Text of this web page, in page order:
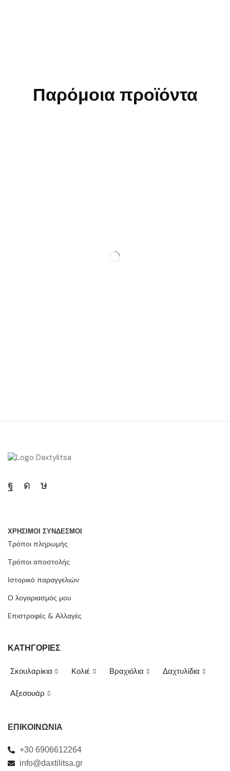
Παρόμοια προϊόντα
ΧΡΗΣΙΜΟΙ ΣΥΝΔΕΣΜΟΙ
Τρόποι πληρωμής
Τρόποι αποστολής
Ιστορικό παραγγελιών
Ο λογαριασμός μου
Eπιστροφές & Αλλαγές
ΚΑΤΗΓΟΡΙΕΣ
Σκουλαρίκια Κολιέ Βραχιόλια Δαχτυλίδια
Αξεσουάρ
ΕΠΙΚΟΙΝΩΝΙΑ
+30 6906612264
info@daxtilitsa.gr